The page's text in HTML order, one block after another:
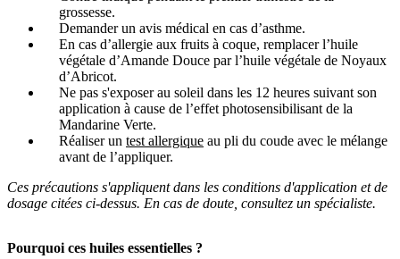
grossesse.
Demander un avis médical en cas d’asthme.
En cas d’allergie aux fruits à coque, remplacer l’huile
végétale d’Amande Douce par l’huile végétale de Noyaux
d’Abricot.
Ne pas s'exposer au soleil dans les 12 heures suivant son
application à cause de l’effet photosensibilisant de la
Mandarine Verte.
Réaliser un test allergique au pli du coude avec le mélange
avant de l’appliquer.
Ces précautions s'appliquent dans les conditions d'application et de
dosage citées ci-dessus. En cas de doute, consultez un spécialiste.
Pourquoi ces huiles essentielles ?